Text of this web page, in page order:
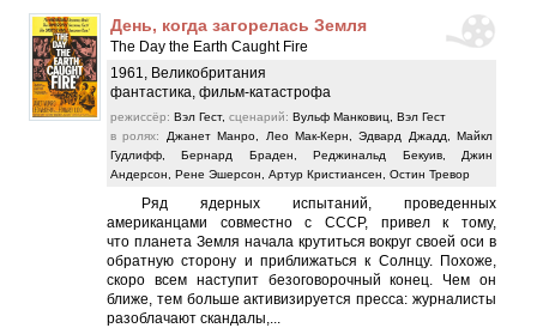
День, когда загорелась Земля
The Day the Earth Caught Fire
1961, Великобритания
фантастика, фильм-катастрофа
режиссёр: Вэл Гест, сценарий: Вульф Манковиц, Вэл Гест
в ролях:
Джанет Манро, Лео Мак-Керн, Эдвард Джадд, Майкл
Гудлифф, Бернард Браден, Реджинальд Бекуив, Джин
Андерсон, Рене Эшерсон, Артур Кристиансен, Остин Тревор
Ряд ядерных испытаний, проведенных
американцами совместно с СССР, привел к тому,
что планета Земля начала крутиться вокруг своей оси в
обратную сторону и приближаться к Солнцу. Похоже,
скоро всем наступит безоговорочный конец. Чем он
ближе, тем больше активизируется пресса: журналисты
разоблачают скандалы,...